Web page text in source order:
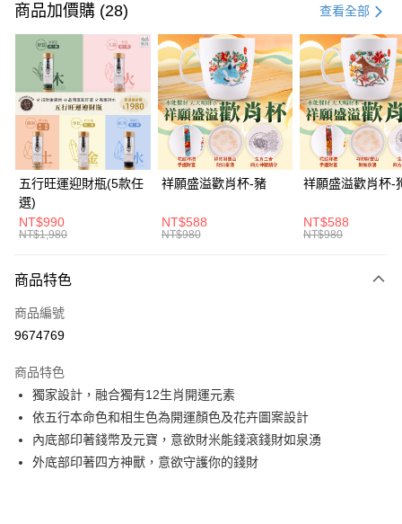
信用卡一次付款
LINE Pay
Apple Pay
街口支付
悠遊付
Google Pay
全支付
大哥付你分期
【大哥付你分期使用說明】
2.付款方式選擇「大哥付你分期」，訂單成立後會自動跳轉到大哥付的交易
流程，驗證手機門號後，選擇欲分期的期數、繳款截止日，確認付款後即完
3.實際核准額度、可分期數及費用金額請依後續交易確認頁面所載為準。
4.訂單成立30分鐘內，如未前往確認交易或遇審核未通過，訂單將自動取
消。如遇「轉專審核」未通過狀況，表示未達大哥付你分期系統評分，恕無
法說明評估內容。
1.分期款項不併入電信帳單，「大哥付你分期」於每月結算日後寄送繳費提
醒簡訊。
貨到付款
運送方式
付款後全家取貨(訂單門檻$4000以下)
每筆NT$120，滿NT$1,500(含以上)免運費
付款後萊爾富取貨(訂單門檻$4000以下)
商品加價購 (28) 查看全部
五行旺運迎財瓶(5款任
選)
NT$990
NT$1,980
祥願盛溢歡肖杯-豬
NT$588
NT$980
祥願盛溢歡肖杯-
NT$588
NT$980
商品特色
商品編號
9674769
商品特色
獨家設計，融合獨有12生肖開運元素
依五行本命色和相生色為開運顏色及花卉圖案設計
內底部印著錢幣及元寶，意欲財米能錢滾錢財如泉湧
外底部印著四方神獸，意欲守護你的錢財